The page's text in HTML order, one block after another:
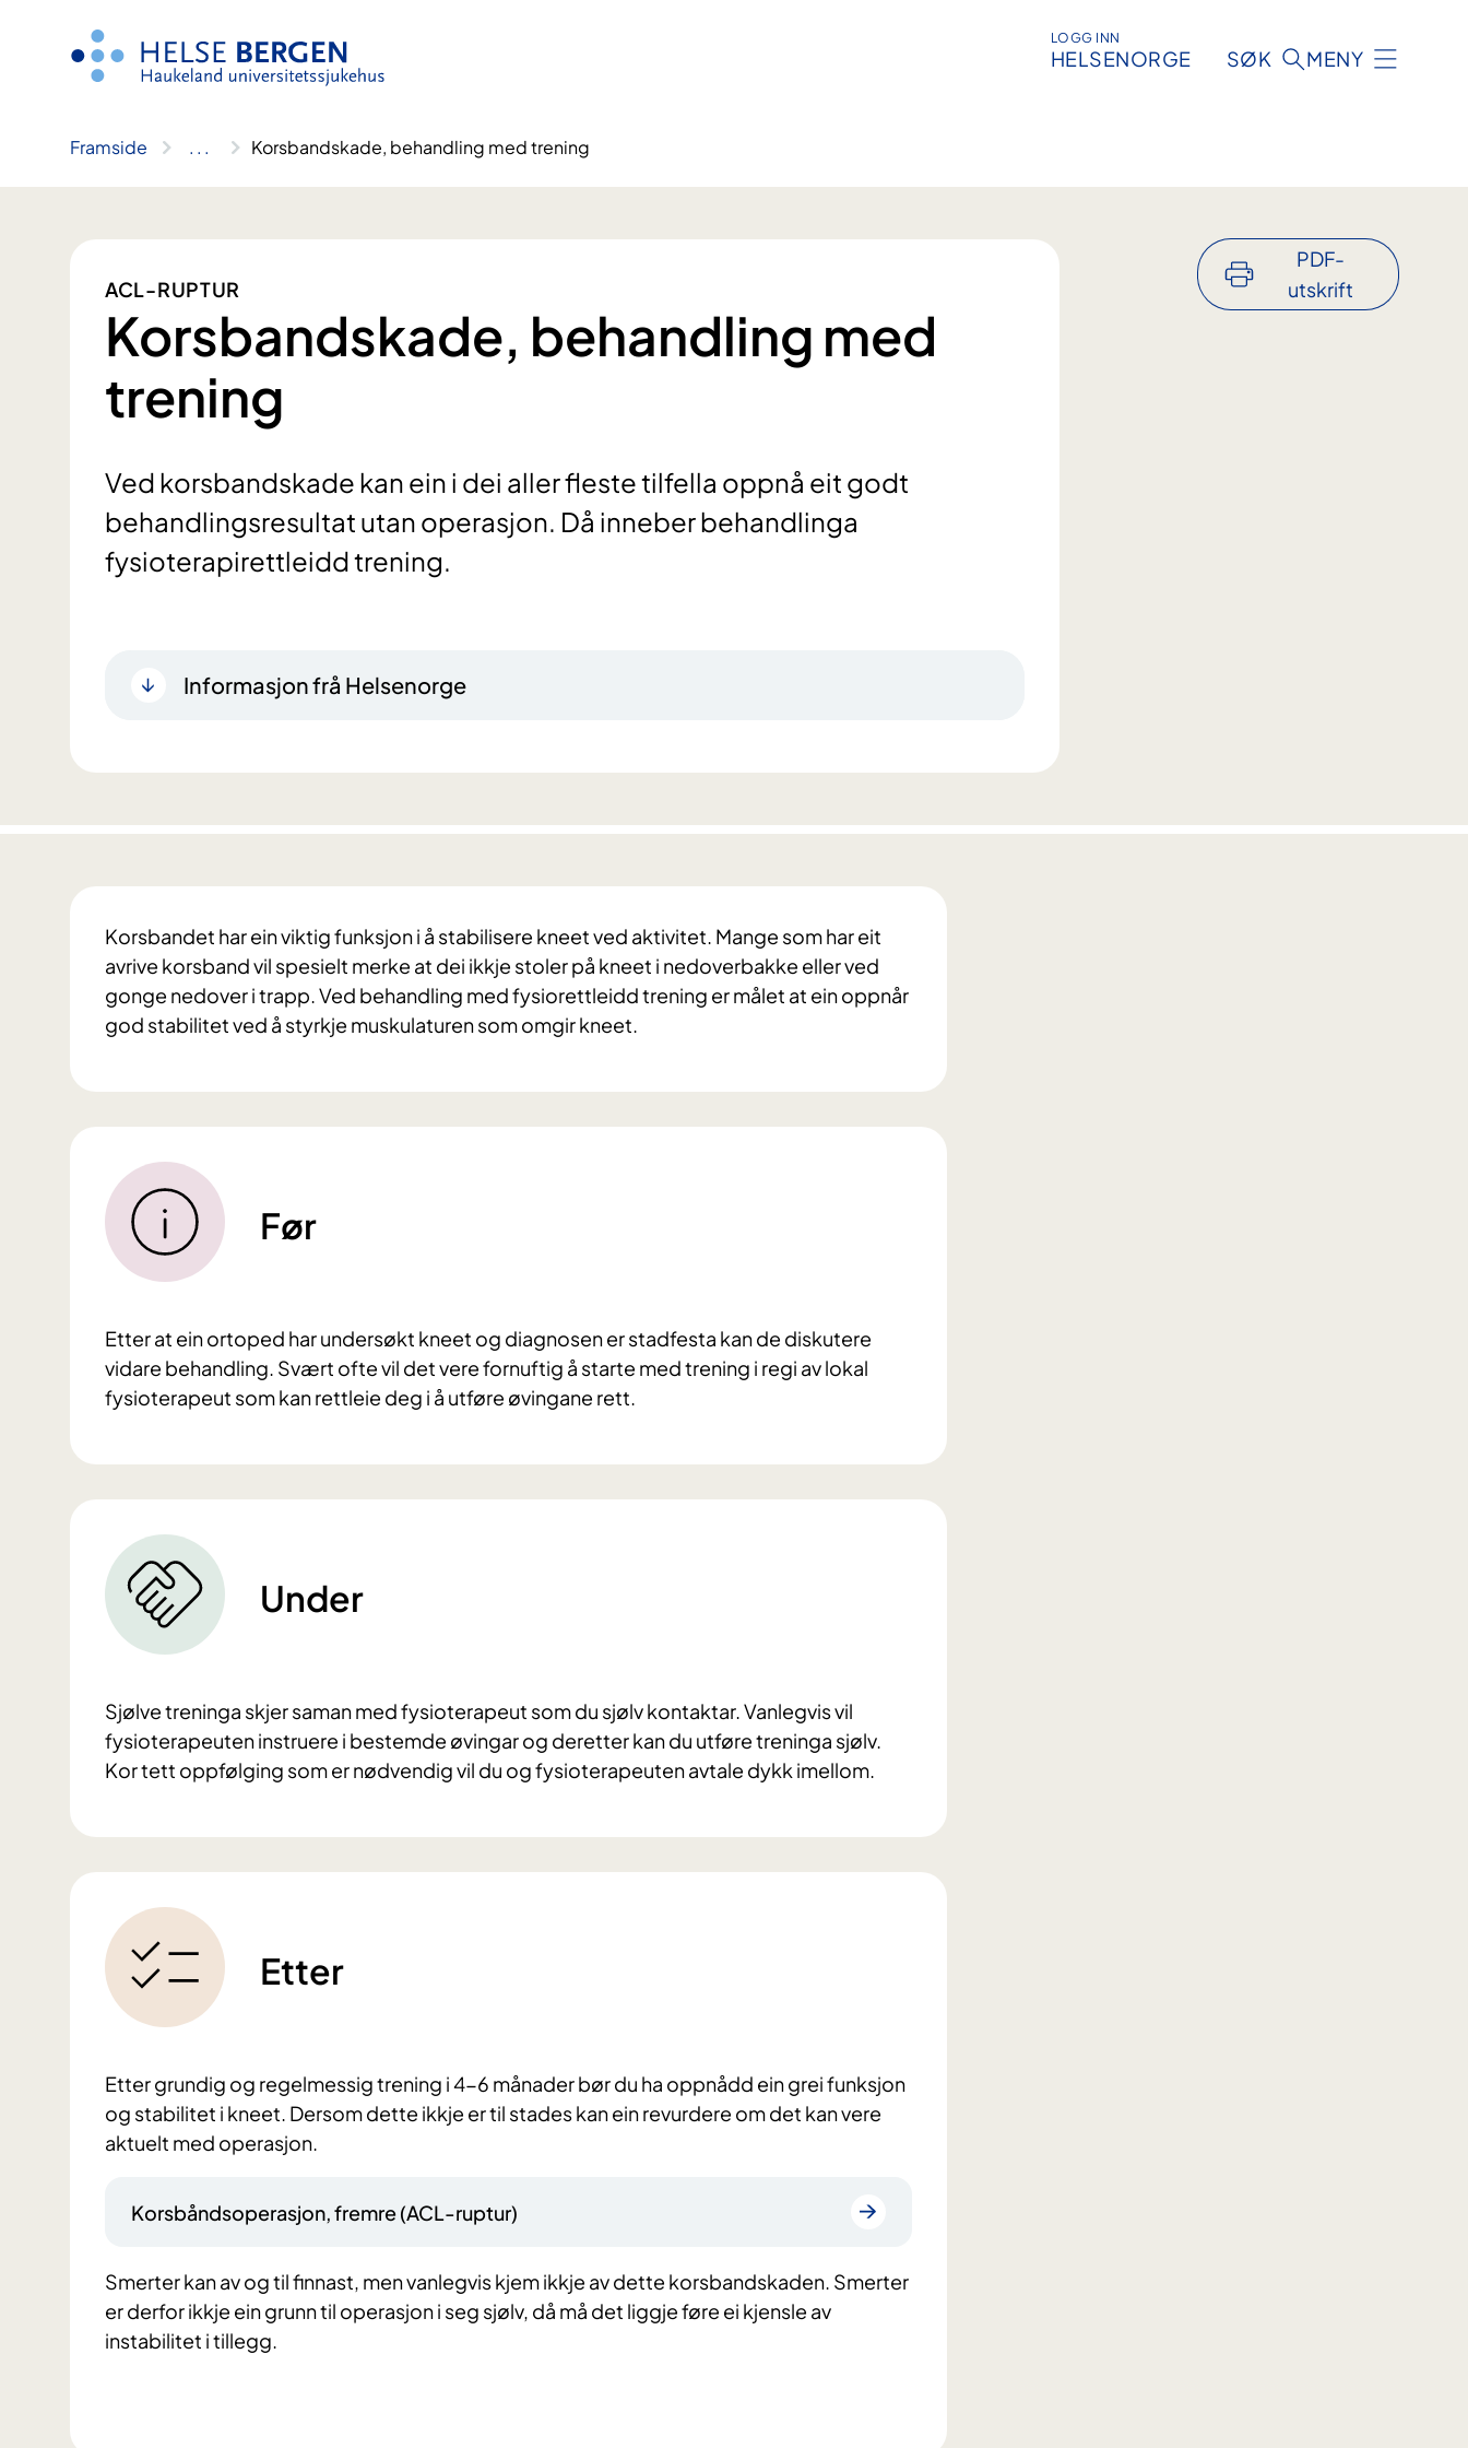
LOGG INN
HELSENORGE SØK MENY
Framside .. . Korsbandskade, behandling med trening
ACL-RUPTUR
Korsbandskade, behandling med
trening
Ved korsbandskade kan ein i dei aller fleste tilfella oppnå eit godt
behandlingsresultat utan operasjon. Då inneber behandlinga
fysioterapirettleidd trening.
Informasjon frå Helsenorge
PDF-
utskrift
Korsbandet har ein viktig funksjon i å stabilisere kneet ved aktivitet. Mange som har eit
avrive korsband vil spesielt merke at dei ikkje stoler på kneet i nedoverbakke eller ved
gonge nedover i trapp. Ved behandling med fysiorettleidd trening er målet at ein oppnår
god stabilitet ved å styrkje muskulaturen som omgir kneet.
Før
Etter at ein ortoped har undersøkt kneet og diagnosen er stadfesta kan de diskutere
vidare behandling. Svært ofte vil det vere fornuftig å starte med trening i regi av lokal
fysioterapeut som kan rettleie deg i å utføre øvingane rett.
Under
Sjølve treninga skjer saman med fysioterapeut som du sjølv kontaktar. Vanlegvis vil
fysioterapeuten instruere i bestemde øvingar og deretter kan du utføre treninga sjølv.
Kor tett oppfølging som er nødvendig vil du og fysioterapeuten avtale dykk imellom.
Etter
Etter grundig og regelmessig trening i 4-6 månader bør du ha oppnådd ein grei funksjon
og stabilitet i kneet. Dersom dette ikkje er til stades kan ein revurdere om det kan vere
aktuelt med operasjon.
Korsbåndsoperasjon, fremre (ACL-ruptur)
Smerter kan av og til finnast, men vanlegvis kjem ikkje av dette korsbandskaden. Smerter
er derfor ikkje ein grunn til operasjon i seg sjølv, då må det liggje føre ei kjensle av
instabilitet i tillegg.